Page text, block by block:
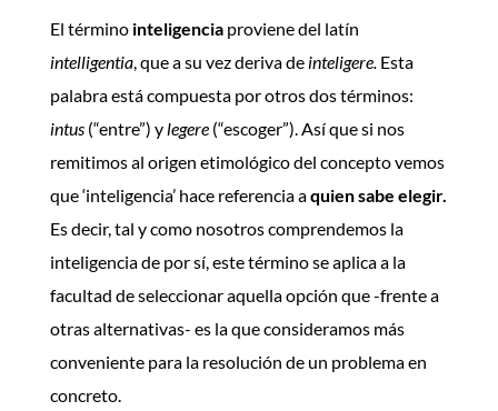
El término inteligenciaproviene del latín
intelligentia, que a su vez deriva deinteligere. Esta
palabra está compuesta por otros dos términos:
intus(“entre”) ylegere(“escoger”). Así que si nos
remitimos al origen etimológico del concepto vemos
que ‘inteligencia’ hace referencia aquien sabe elegir.
Es decir, tal y como nosotros comprendemos la
inteligencia de por sí, este término se aplica a la
facultad de seleccionar aquella opción que -frente a
otras alternativas- es la que consideramos más
conveniente para la resolución de un problema en
concreto.